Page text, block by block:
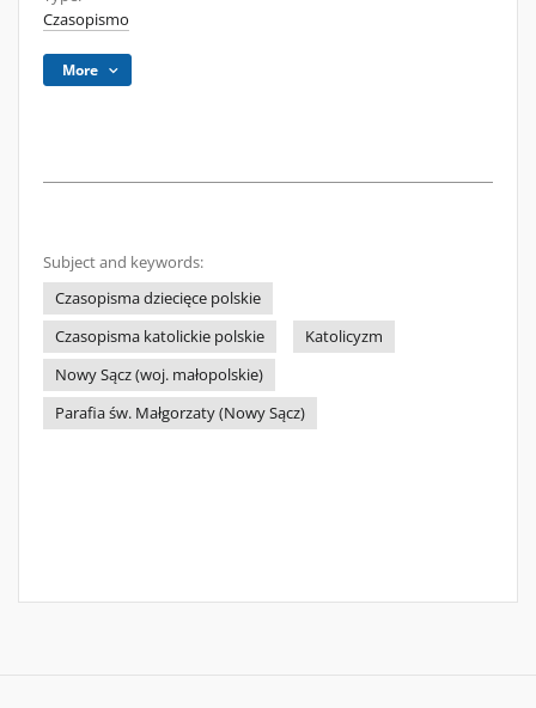
Czasopismo
More
Subject and keywords:
Czasopisma dziecięce polskie
Czasopisma katolickie polskie
Katolicyzm
Nowy Sącz (woj. małopolskie)
Parafia św. Małgorzaty (Nowy Sącz)